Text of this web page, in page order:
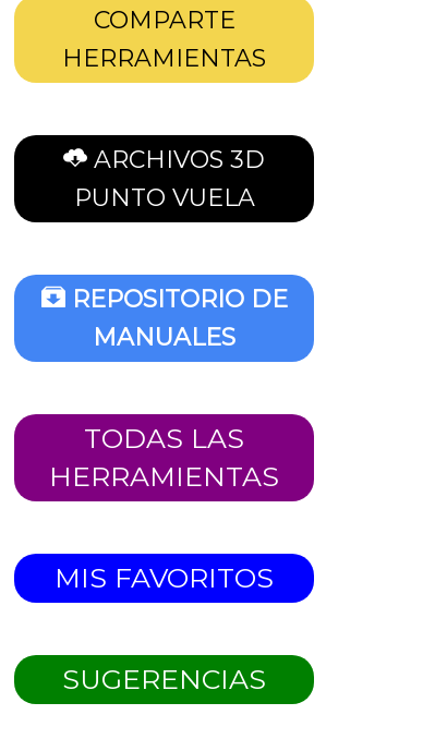
COMPARTE
HERRAMIENTAS
ARCHIVOS 3D
PUNTO VUELA
REPOSITORIO DE
MANUALES
TODAS LAS
HERRAMIENTAS
MIS FAVORITOS
SUGERENCIAS